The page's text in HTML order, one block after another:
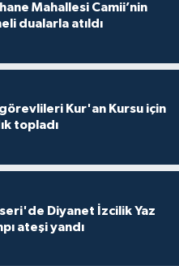
Mahallesi Camii’nin
dualarla atıldı
görevlileri Kur'an Kursu için
topladı
Diyanet İzcilik Yaz
ateşi yandı